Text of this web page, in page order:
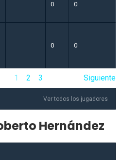
0 0
0 0
1 2 3 Siguiente
Ver todos los jugadores
Hernández